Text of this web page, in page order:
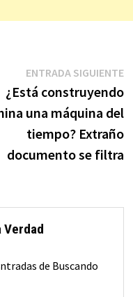
ENTRADA SIGUIENTE
¿Está construyendo
una máquina del
tiempo? Extraño
documento se filtra
Verdad
de Buscando